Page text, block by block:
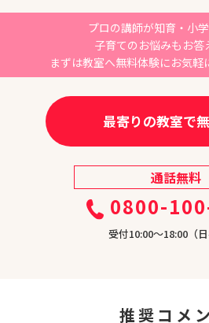
プロの講師が知育・小
子育てのお悩みもお答
まずは教室へ無料体験にお気軽
最寄りの教室で
通話無料
0800-
受付10:00〜18:00（日
推奨コメ